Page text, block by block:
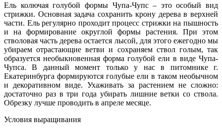
Ель колючая голубой формы Чупа-Чупс – это особый вид
стрижки. Основная задача сохранить крону дерева в верхней
части. Ель регулярно проходит процесс стрижки на пышность
и на формирование округлой формы растения. При этом
стволовая часть дерева остается лысой, для этого ежегодно мы
убираем отрастающие ветви и сохраняем ствол голым, так
образуется необыкновенная форма голубой ели в виде Чупа-
Чупса. В данный момент только у нас в питомнике г.
Екатеринбурга формируются голубые ели в таком необычном
и декоративном виде. Ухаживать за растением не сложно:
достаточно раз в три года убирать лишние ветки со ствола.
Обрезку лучше проводить в апреле месяце.
Условия выращивания